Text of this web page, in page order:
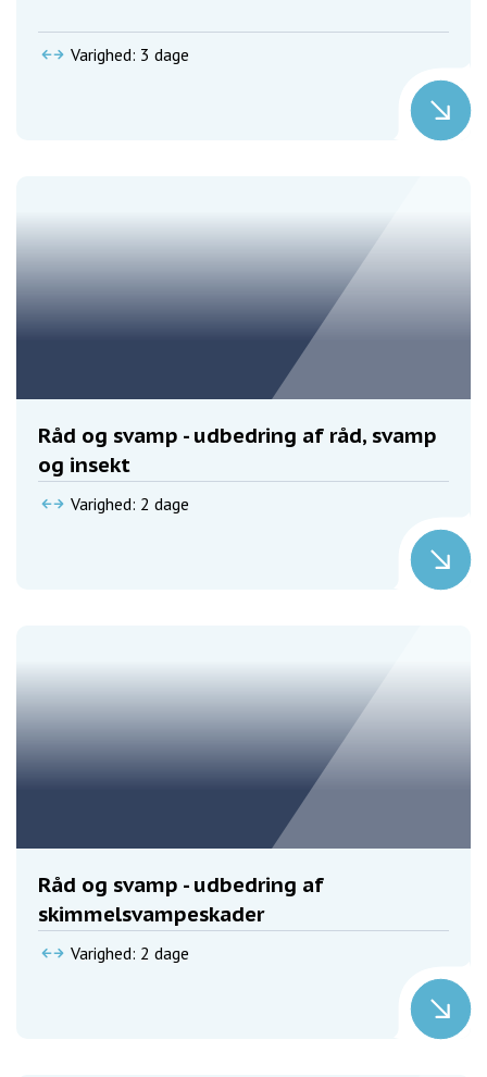
Varighed: 3 dage
Råd og svamp - udbedring af råd, svamp
og insekt
Varighed: 2 dage
Råd og svamp - udbedring af
skimmelsvampeskader
Varighed: 2 dage